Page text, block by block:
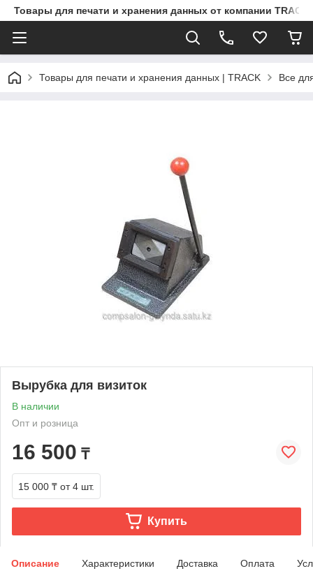
Товары для печати и хранения данных от компании TRACK
Товары для печати и хранения данных | TRACK Все
Вырубка для визиток
В наличии
Опт и розница
16 500 ₸
15 000 ₸ от 4 шт.
Купить
Описание Характеристики Доставка Оплата